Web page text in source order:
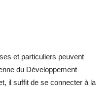
et particuliers peuvent
du Développement
il suffit de se connecter à la